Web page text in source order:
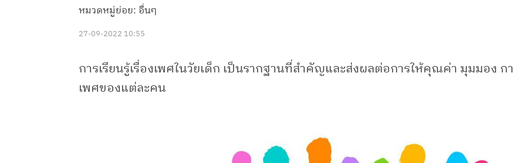
หมวดหมู่ย่อย: อื่นๆ
27-09-2022 10:55
การเรียนรู้เรื่องเพศในวัยเด็ก เป็นรากฐานที่สำคัญและส่งผลต่อการให้คุณค่า มุมมอง ก
เพศของแต่ละคน